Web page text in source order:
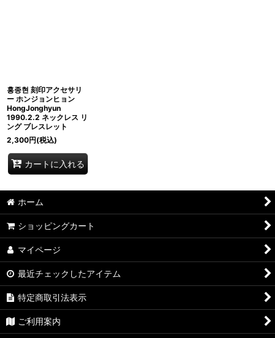
홍종현 刻印アクセサリ
ー ホンジョンヒョン
HongJonghyun
1990.2.2 ネックレス リ
ング ブレスレット
2,300円(税込)
カートに入れる
ホーム
ショッピングカート
マイページ
最近チェックしたアイテム
特定商取引法表示
ご利用案内